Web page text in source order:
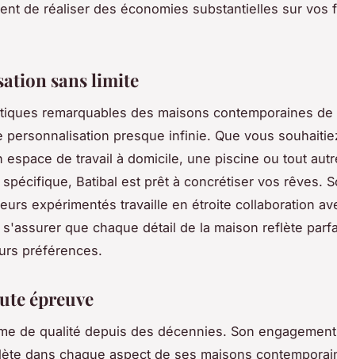
de réaliser des économies substantielles sur vos
sans limite
remarquables des maisons contemporaines de
personnalisation presque infinie. Que vous
espace de travail à domicile, une piscine ou tout
Batibal est prêt à concrétiser vos rêves.
expérimentés travaille en étroite collaboration
que chaque détail de la maison reflète
préférences.
épreuve
de qualité depuis des décennies. Son
dans chaque aspect de ses maisons